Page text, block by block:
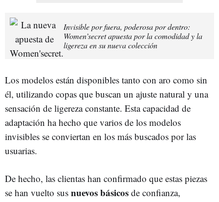
Invisible por fuera, poderosa por dentro:
Women’secret apuesta por la comodidad y la
ligereza en su nueva colección
Los modelos están disponibles tanto con aro como sin
él, utilizando copas que buscan un ajuste natural y una
sensación de ligereza constante. Esta capacidad de
adaptación ha hecho que varios de los modelos
invisibles se conviertan en los más buscados por las
usuarias.
De hecho, las clientas han confirmado que estas piezas
se han vuelto sus nuevos básicos de confianza,